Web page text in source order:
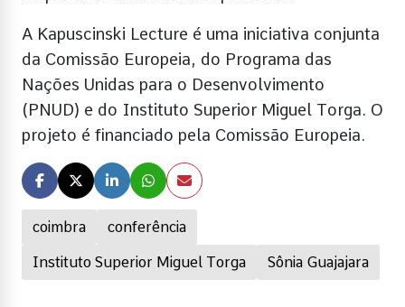
coimbra conferência
Instituto Superior Miguel Torga Sônia Guajajara
A Kapuscinski Lecture é uma iniciativa conjunta
da Comissão Europeia, do Programa das
Nações Unidas para o Desenvolvimento
(PNUD) e do Instituto Superior Miguel Torga. O
projeto é financiado pela Comissão Europeia.